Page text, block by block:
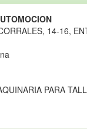
14-16,
PARA